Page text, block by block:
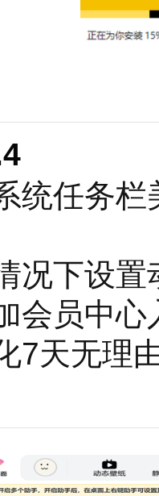
能介绍
化功能
海量高
粒子互
标】双
保)】电
】快速
一键归
】可添
统任务
况下设
会员中心
7天无理